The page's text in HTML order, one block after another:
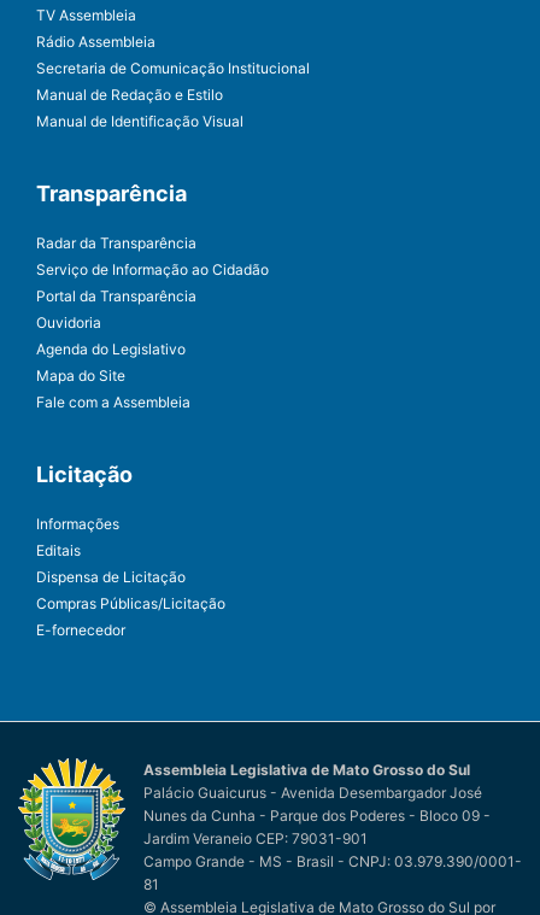
TV Assembleia
Rádio Assembleia
Secretaria de Comunicação Institucional
Manual de Redação e Estilo
Manual de Identificação Visual
Transparência
Radar da Transparência
Serviço de Informação ao Cidadão
Portal da Transparência
Ouvidoria
Agenda do Legislativo
Mapa do Site
Fale com a Assembleia
Licitação
Informações
Editais
Dispensa de Licitação
Compras Públicas/Licitação
E-fornecedor
Assembleia Legislativa de Mato Grosso do Sul
Palácio Guaicurus - Avenida Desembargador José
Nunes da Cunha - Parque dos Poderes - Bloco 09 -
Jardim Veraneio CEP: 79031-901
Campo Grande - MS - Brasil - CNPJ: 03.979.390/0001-
81
© Assembleia Legislativa de Mato Grosso do Sul por